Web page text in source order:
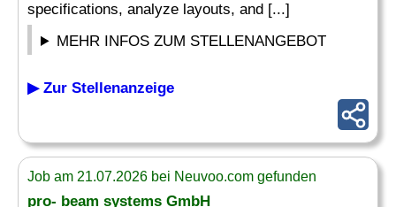
specifications, analyze layouts, and [...]
MEHR INFOS ZUM STELLENANGEBOT
▶ Zur Stellenanzeige
Job am 21.07.2026 bei Neuvoo.com gefunden
pro- beam systems GmbH